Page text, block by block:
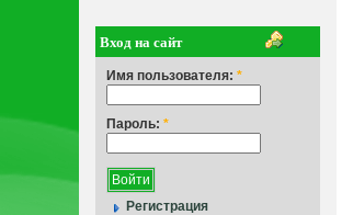
Вход на сайт
Имя пользователя: *
Пароль: *
Регистрация